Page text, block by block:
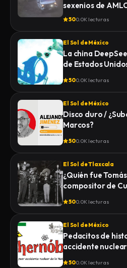
sexenios de
500.0K lecturas
El Sol de México
La china
de Estados
500.0K lecturas
El Sol de México
Disco duro /
Marcos?
500.0K lecturas
El Sol de Tlaxcala
¿Quién fue
compositor de
500.0K lecturas
El Sol de México
Pedacitos de
accidente
500.0K lecturas